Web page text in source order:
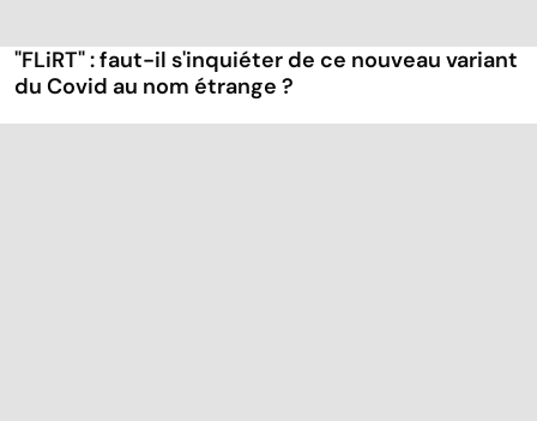
"FLiRT" : faut-il s'inquiéter de ce nouveau variant
du Covid au nom étrange ?